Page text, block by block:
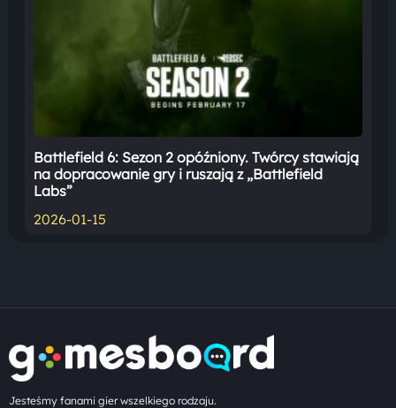
Battlefield 6: Sezon 2 opóźniony. Twórcy stawiają
na dopracowanie gry i ruszają z „Battlefield
Labs”
2026-01-15
Jesteśmy fanami gier wszelkiego rodzaju.